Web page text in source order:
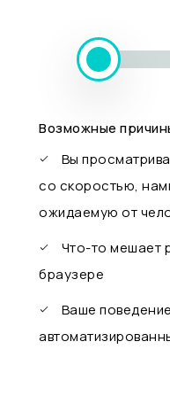
Возможные
Вы
со скоростью,
ожидаемую от
Что-то мешает
браузере
Ваше